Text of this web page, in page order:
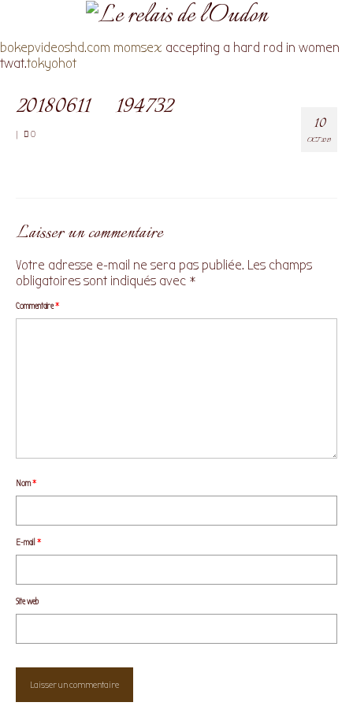
bokepvideoshd.com momsex accepting a hard rod in women
twat.tokyohot
10
OCT 2019
20180611_194732
| 0
Laisser un commentaire
Votre adresse e-mail ne sera pas publiée. Les champs
obligatoires sont indiqués avec *
Commentaire*
Nom*
E-mail *
Site web